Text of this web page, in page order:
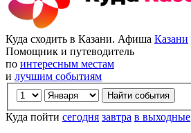
Куда сходить в Казани. Афиша Казани
Помощник и путеводитель
по интересным местам
и лучшим событиям
Куда пойти сегодня завтра в выходные